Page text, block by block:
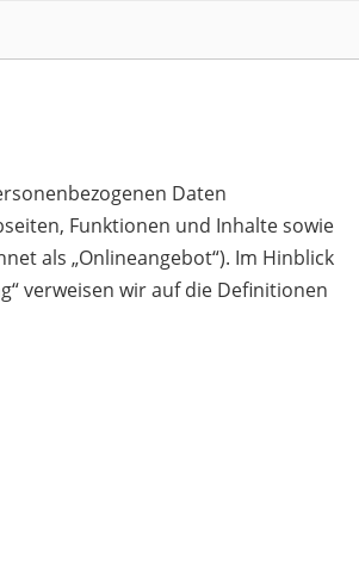
Daten
Funktionen und Inhalte sowie
als „Onlineangebot“). Im Hinblick
verweisen wir auf die Definitionen